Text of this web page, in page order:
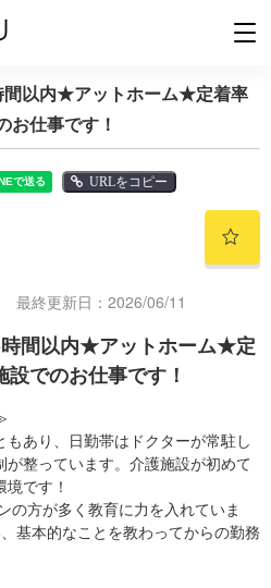
間以内★アットホーム★定着率
仕事です！
URLをコピー
最終更新日：2026/06/11
時間以内★アットホーム★定
でのお仕事です！
あり、日勤帯はドクターが常駐し
整っています。介護施設が初めて
です！
方が多く教育に力を入れていま
基本的なことを教わってからの勤務